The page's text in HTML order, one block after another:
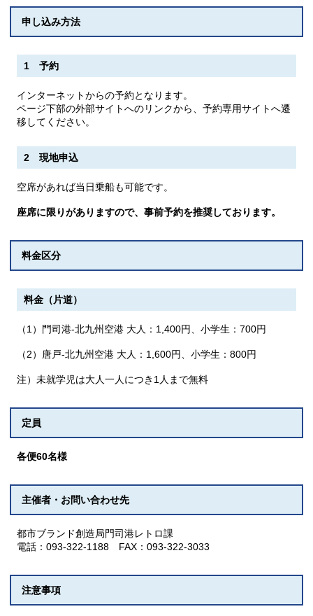
申し込み方法
1 予約
インターネットからの予約となります。
ページ下部の外部サイトへのリンクから、予約専用サイトへ遷
移してください。
2 現地申込
空席があれば当日乗船も可能です。
座席に限りがありますので、事前予約を推奨しております。
料金区分
料金（片道）
（1）門司港-北九州空港 大人：1,400円、小学生：700円
（2）唐戸-北九州空港 大人：1,600円、小学生：800円
注）未就学児は大人一人につき1人まで無料
定員
各便60名様
主催者・お問い合わせ先
都市ブランド創造局門司港レトロ課
電話：093-322-1188 FAX：093-322-3033
注意事項